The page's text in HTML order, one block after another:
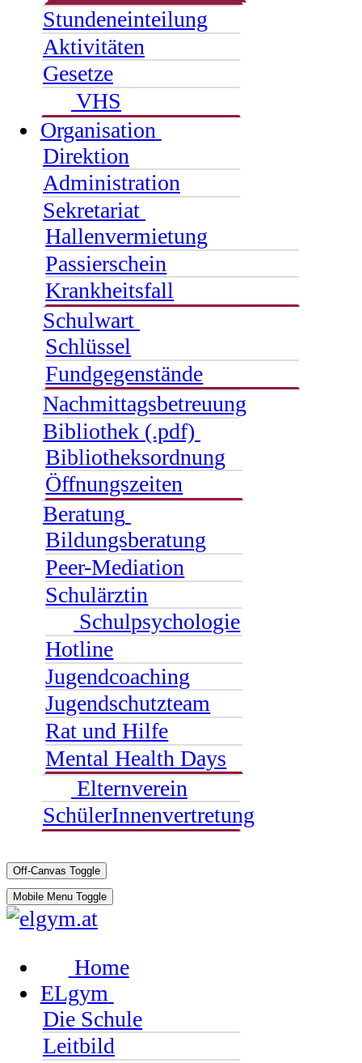
Stundeneinteilung
Aktivitäten
Gesetze
VHS
Organisation
Direktion
Administration
Sekretariat
Hallenvermietung
Passierschein
Krankheitsfall
Schulwart
Schlüssel
Fundgegenstände
Nachmittagsbetreuung
Bibliothek (.pdf)
Bibliotheksordnung
Öffnungszeiten
Beratung
Bildungsberatung
Peer-Mediation
Schulärztin
Schulpsychologie
Hotline
Jugendcoaching
Jugendschutzteam
Rat und Hilfe
Mental Health Days
Elternverein
SchülerInnenvertretung
Off-Canvas Toggle
Mobile Menu Toggle
Home
ELgym
Die Schule
Leitbild